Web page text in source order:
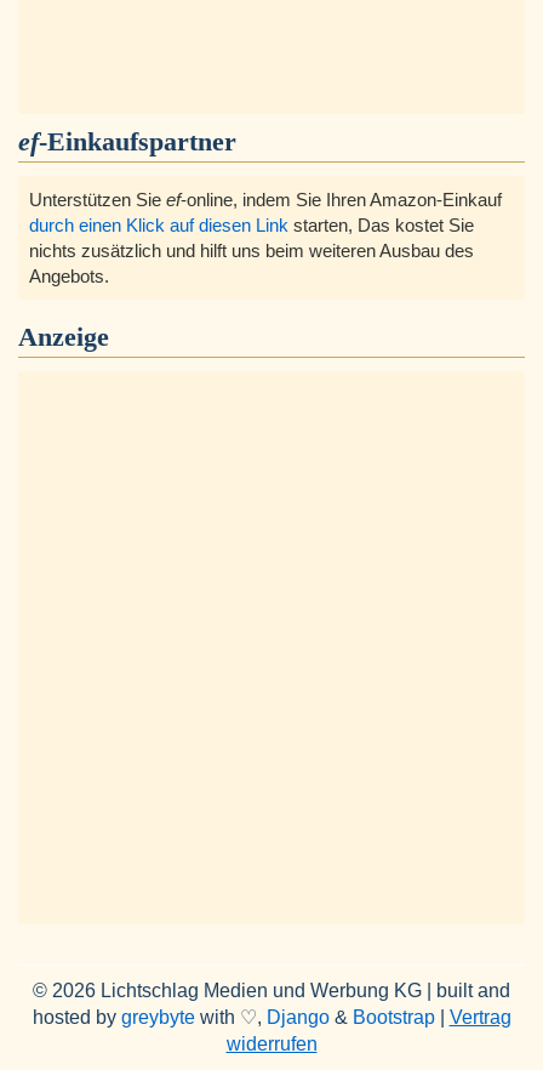
ef-Einkaufspartner
Unterstützen Sie ef-online, indem Sie Ihren Amazon-Einkauf
durch einen Klick auf diesen Link starten, Das kostet Sie
nichts zusätzlich und hilft uns beim weiteren Ausbau des
Angebots.
Anzeige
© 2026 Lichtschlag Medien und Werbung KG | built and
hosted by greybytewith ♡, Django& Bootstrap| Vertrag
widerrufen